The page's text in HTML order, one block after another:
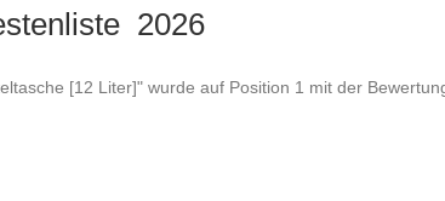
2026
[12 Liter]" wurde auf Position 1 mit der